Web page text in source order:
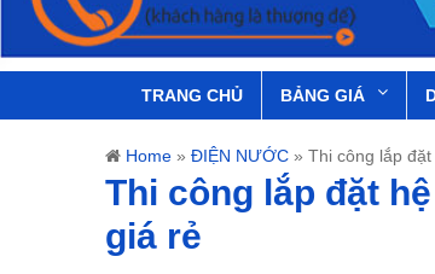
TRANG CHỦ BẢNG GIÁ
Home » ĐIỆN NƯỚC » Thi công lắp
Thi công lắp đặt
giá rẻ